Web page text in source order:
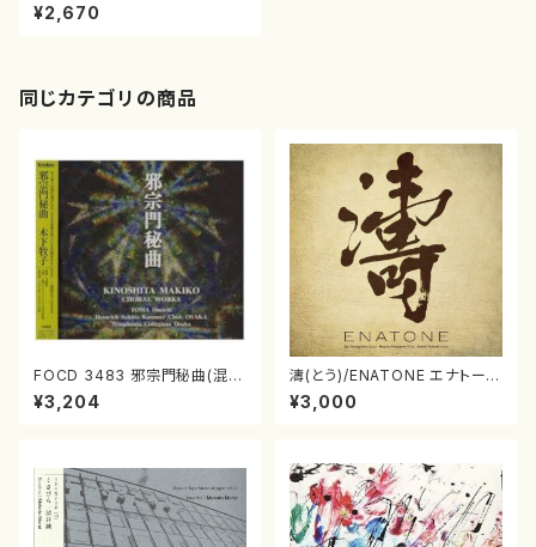
品集（東京フィルハーモニー交響
楽団、新日本フィルハーモニー交
¥2,670
同じカテゴリの商品
FOCD 3483 邪宗門秘曲(混声
合唱/木下牧子/CD)
¥3,204
濤(とう)/ENATONE エナトーネ
(CD)
¥3,000